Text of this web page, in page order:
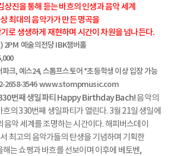
상진을 통해 듣는 바흐의 인생과 음악 세계
최대의 음악가가 만든 명곡을
로 생생하게 재현하며 시간이 차원을 넘나든다.
예술의전당 IBK챔버홀
파크, 예스24,스톰프스토어 *초등학생 이상 입장 가능
2658-3546www.stompmusic.com
번째 생일파티 Happy Birthday Bach!음악의
의 330번째 생일파티가 열린다. 3월 21일 생일에
음악 세계를 조명하는 시간이다. 해피버스데이
최고의 음악가들의 탄생을 기념하며 기획한
는 쇼팽과 바흐를 선보이며 이후에 베토벤,